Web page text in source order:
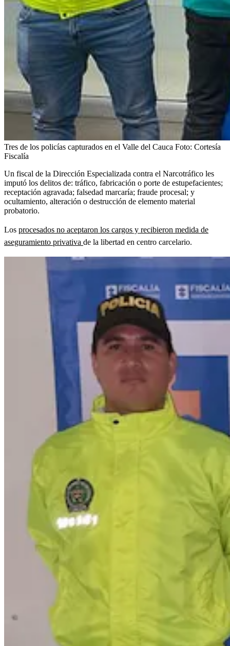
Tres de los policías capturados en el Valle del Cauca Foto: Cortesía
Fiscalía
Un fiscal de la Dirección Especializada contra el Narcotráfico les
imputó los delitos de: tráfico, fabricación o porte de estupefacientes;
receptación agravada; falsedad marcaría; fraude procesal; y
ocultamiento, alteración o destrucción de elemento material
probatorio.
Los procesados no aceptaron los cargos y recibieron medida de
aseguramiento privativa de la libertad en centro carcelario.